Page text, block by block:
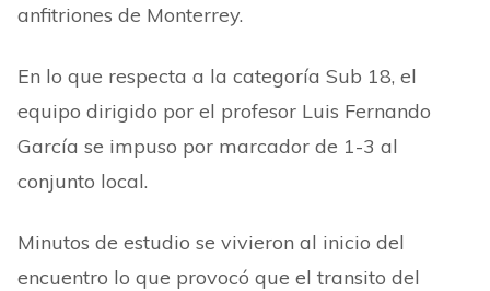
anfitriones de Monterrey.
En lo que respecta a la categoría Sub 18, el
equipo dirigido por el profesor Luis Fernando
García se impuso por marcador de 1-3 al
conjunto local.
Minutos de estudio se vivieron al inicio del
encuentro lo que provocó que el transito del